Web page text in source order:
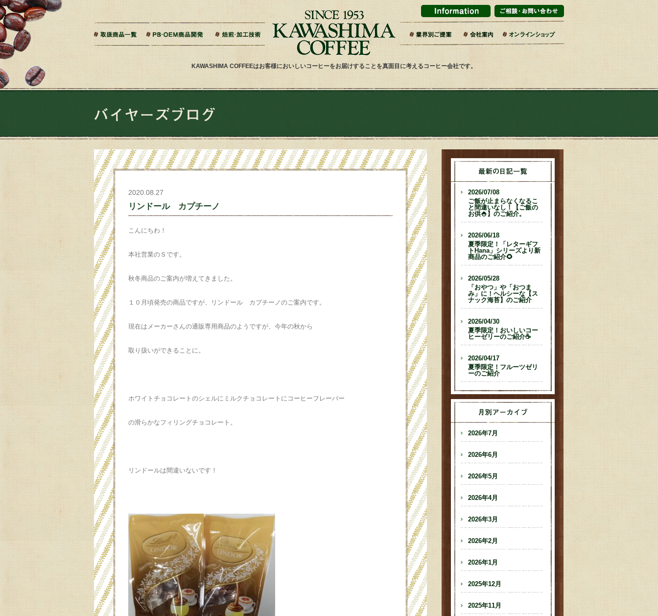
KAWASHIMA COFFEEはお客様においしいコーヒーをお届けすることを真面目に考えるコーヒー会社です。
ご相談から製造までの流れ
よくある質問
2020.08.27
リンドール カプチーノ
こんにちわ！
本社営業のＳです。
秋冬商品のご案内が増えてきました。
１０月頃発売の商品ですが、リンドール カプチーノのご案内です。
現在はメーカーさんの通販専用商品のようですが、今年の秋から
取り扱いができることに。
ホワイトチョコレートのシェルにミルクチョコレートにコーヒーフレーバー
の滑らかなフィリングチョコレート。
リンドールは間違いないです！
2026/07/08
ご飯が止まらなくなるこ
と間違いなし！【ご飯の
お供🍚】のご紹介。
2026/06/18
夏季限定！「レターギフ
トHana」シリーズより新
商品のご紹介🌻
2026/05/28
「おやつ」や「おつま
み」に！ヘルシーな【ス
ナック海苔】のご紹介
2026/04/30
夏季限定！おいしいコー
ヒーゼリーのご紹介☕
2026/04/17
夏季限定！フルーツゼリ
ーのご紹介
2026年7月
2026年6月
2026年5月
2026年4月
2026年3月
2026年2月
2026年1月
2025年12月
2025年11月